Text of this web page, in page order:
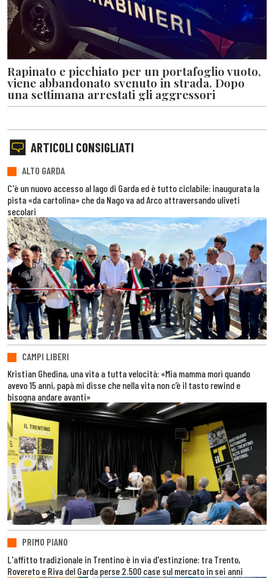
Rapinato e picchiato per un portafoglio vuoto,
viene abbandonato svenuto in strada. Dopo
una settimana arrestati gli aggressori
ARTICOLI CONSIGLIATI
ALTO GARDA
C'è un nuovo accesso al lago di Garda ed è tutto ciclabile: inaugurata la
pista «da cartolina» che da Nago va ad Arco attraversando uliveti
secolari
CAMPI LIBERI
Kristian Ghedina, una vita a tutta velocità: «Mia mamma morì quando
avevo 15 anni, papà mi disse che nella vita non c’è il tasto rewind e
bisogna andare avanti»
PRIMO PIANO
L'affitto tradizionale in Trentino è in via d'estinzione: tra Trento,
Rovereto e Riva del Garda perse 2.500 case sul mercato in sei anni